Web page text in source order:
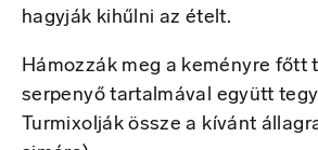
hagyják kihűlni az ételt.
Hámozzák meg a keményre főtt
serpenyő tartalmával együtt
Turmixolják össze a kívánt